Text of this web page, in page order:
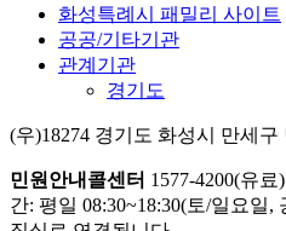
화성특례시 패밀리 사이트
공공/기타기관
관계기관
경기도
(우)18274 경기도 화성시 만세구
민원안내콜센터 1577-4200(유료)
간: 평일 08:30~18:30(토/일요일,